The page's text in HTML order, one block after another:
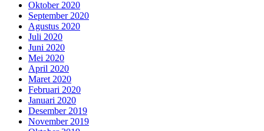
Oktober 2020
September 2020
Agustus 2020
Juli 2020
Juni 2020
Mei 2020
April 2020
Maret 2020
Februari 2020
Januari 2020
Desember 2019
November 2019